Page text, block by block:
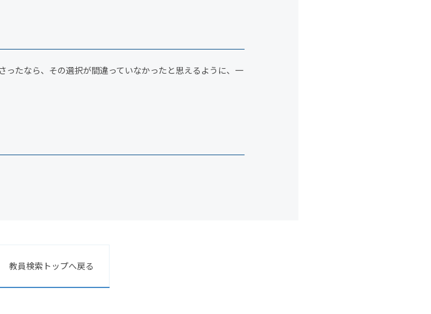
ったなら、その選択が間違っていなかったと思えるように、一
教員検索トップへ戻る